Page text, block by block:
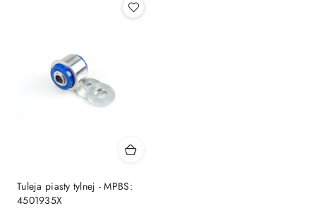
Tuleja piasty tylnej - MPBS:
4501935X